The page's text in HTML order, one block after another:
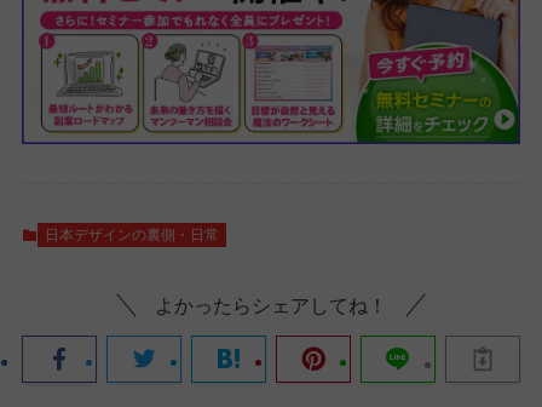
日本デザインの裏側・日常
よかったらシェアしてね！